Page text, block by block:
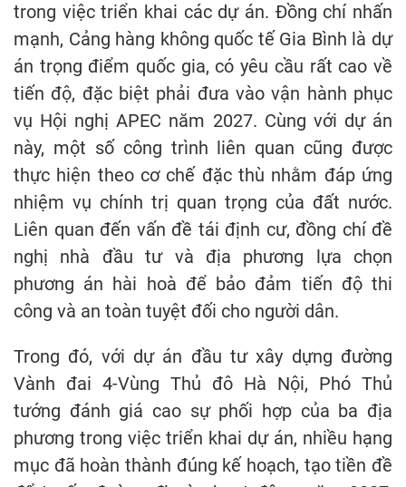
trong việc triển khai các dự án. Đồng chí nhấn
mạnh, Cảng hàng không quốc tế Gia Bình là dự
án trọng điểm quốc gia, có yêu cầu rất cao về
tiến độ, đặc biệt phải đưa vào vận hành phục
vụ Hội nghị APEC năm 2027. Cùng với dự án
này, một số công trình liên quan cũng được
thực hiện theo cơ chế đặc thù nhằm đáp ứng
nhiệm vụ chính trị quan trọng của đất nước.
Liên quan đến vấn đề tái định cư, đồng chí đề
nghị nhà đầu tư và địa phương lựa chọn
phương án hài hoà để bảo đảm tiến độ thi
công và an toàn tuyệt đối cho người dân.
Trong đó, với dự án đầu tư xây dựng đường
Vành đai 4-Vùng Thủ đô Hà Nội, Phó Thủ
tướng đánh giá cao sự phối hợp của ba địa
phương trong việc triển khai dự án, nhiều hạng
mục đã hoàn thành đúng kế hoạch, tạo tiền đề